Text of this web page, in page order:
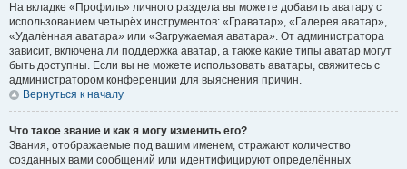
На вкладке «Профиль» личного раздела вы можете добавить аватару с
использованием четырёх инструментов: «Граватар», «Галерея аватар»,
«Удалённая аватара» или «Загружаемая аватара». От администратора
зависит, включена ли поддержка аватар, а также какие типы аватар могут
быть доступны. Если вы не можете использовать аватары, свяжитесь с
администратором конференции для выяснения причин.
Вернуться к началу
Что такое звание и как я могу изменить его?
Звания, отображаемые под вашим именем, отражают количество
созданных вами сообщений или идентифицируют определённых